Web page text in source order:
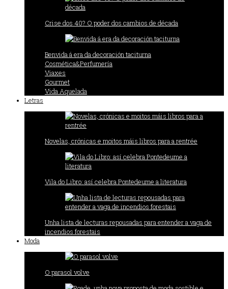
Crise dos 40? O poder dos cambios de década
Benvida á era da decoración taciturna
Cosmética&Perfumería
Viaxes
Gourmet
Vida Aquelada
Letras
Novelas, crónicas e moitos máis libros para a rentrée
Vila do Libro: así celebra Pontedeume a literatura
Unha lista de lecturas repousadas para entender a vaga de
incendios forestais
Moda
O parasol volve